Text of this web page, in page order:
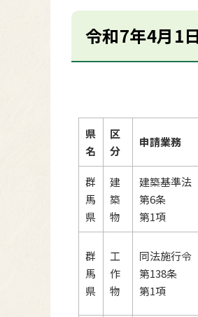
令和7年4月1
県
名
区
分
申請業務
群
馬
県
建
築
物
建築基準法
第6条
第1項
群
馬
県
工
作
物
同法施行令
第138条
第1項